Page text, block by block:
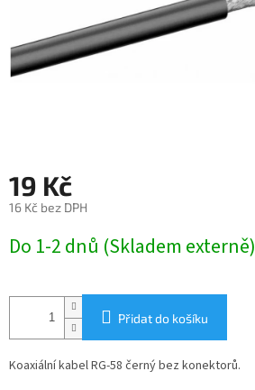
19 Kč
16 Kč bez DPH
cena:
Do 1-2 dnů (Skladem externě)
Přidat do košíku
Koaxiální kabel RG-58 černý bez konektorů.